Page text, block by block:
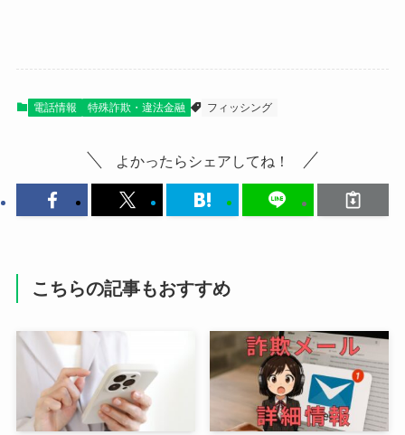
電話情報 特殊詐欺・違法金融 フィッシング
よかったらシェアしてね！
こちらの記事もおすすめ